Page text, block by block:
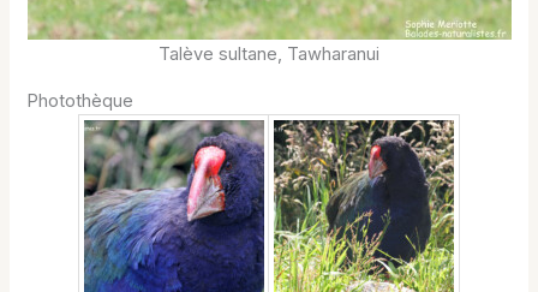
Talève sultane, Tawharanui
Photothèque